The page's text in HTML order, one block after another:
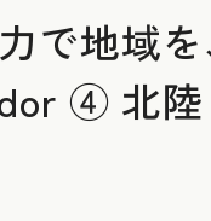
で地域
④ 北